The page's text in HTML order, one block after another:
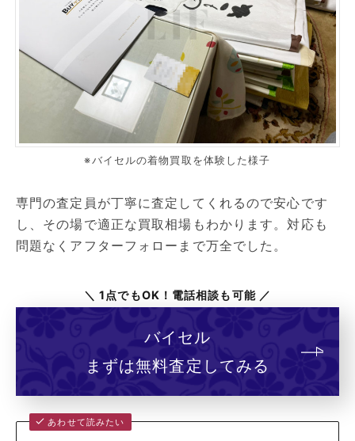
※バイセルの着物買取を体験した様子
専門の査定員が丁寧に査定してくれるので安心です
し、その場で適正な買取相場もわかります。対応も
問題なくアフターフォローまで万全でした。
＼ 1点でもOK！電話相談も可能 ／
バイセル
まずは無料査定してみる
あわせて読みたい